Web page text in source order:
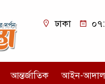
ঢাকা
আন্তর্জাতিক আইন-